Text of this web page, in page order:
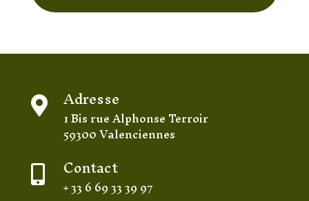
 Adresse
1 Bis rue Alphonse Terroir
59300 Valenciennes
 Contact
+ 33 6 69 33 39 97